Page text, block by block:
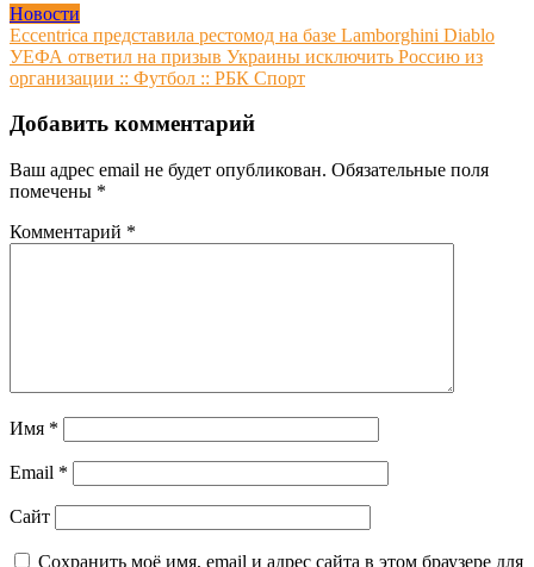
Новости
Навигация
по
Eccentrica представила рестомод на базе Lamborghini Diablo
УЕФА ответил на призыв Украины исключить Россию из
организации :: Футбол :: РБК Спорт
Добавить комментарий
Ваш адрес email не будет опубликован. Обязательные поля
помечены *
Комментарий *
Имя *
Email *
Сайт
Сохранить моё имя, email и адрес сайта в этом браузере для